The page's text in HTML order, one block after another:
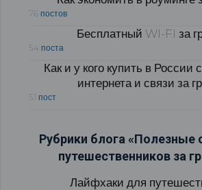
76 постов
Бесплатный WI-FI за
54 поста
Как и у кого купить в России
интернета и связи за
51 пост
Рубрики блога «Полезные
путешественников за
Лайфхаки для